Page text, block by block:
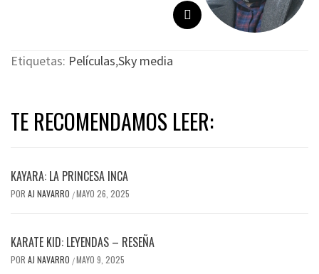
Etiquetas: Películas,Sky media
TE RECOMENDAMOS LEER:
KAYARA: LA PRINCESA INCA
POR AJ NAVARRO /MAYO 26, 2025
KARATE KID: LEYENDAS – RESEÑA
POR AJ NAVARRO /MAYO 9, 2025